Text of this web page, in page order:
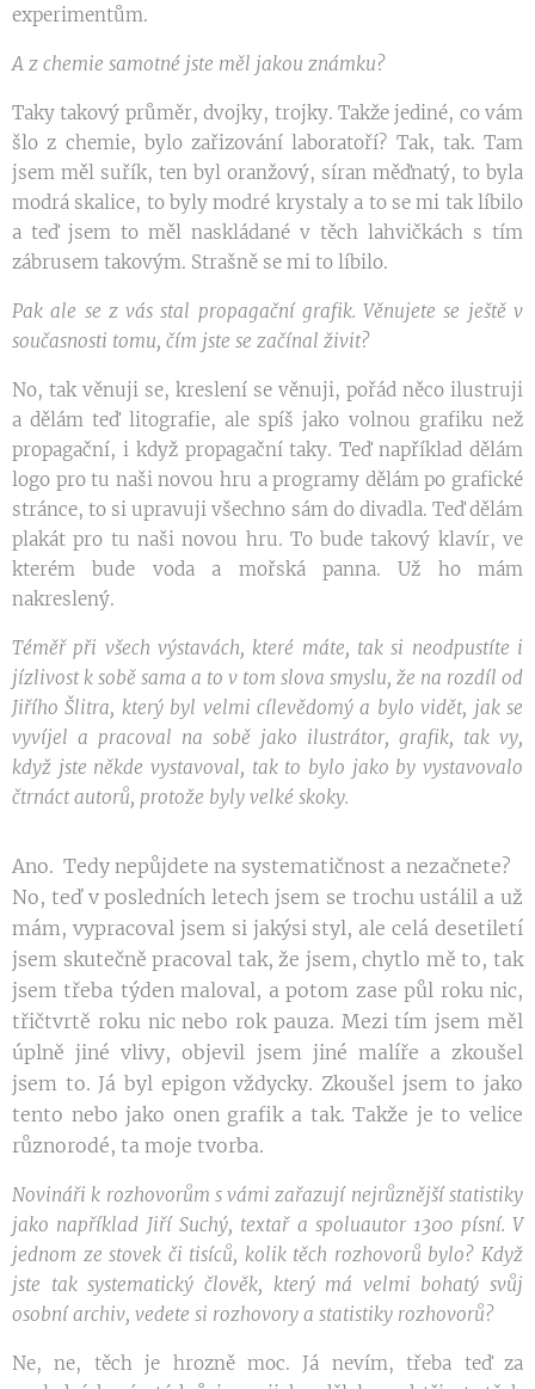
experimentům.
A z chemie samotné jste měl jakou známku?
Taky takový průměr, dvojky, trojky. Takže jediné, co vám
šlo z chemie, bylo zařizování laboratoří? Tak, tak. Tam
jsem měl suřík, ten byl oranžový, síran měďnatý, to byla
modrá skalice, to byly modré krystaly a to se mi tak líbilo
a teď jsem to měl naskládané v těch lahvičkách s tím
zábrusem takovým. Strašně se mi to líbilo.
Pak ale se z vás stal propagační grafik. Věnujete se ještě v
současnosti tomu, čím jste se začínal živit?
No, tak věnuji se, kreslení se věnuji, pořád něco ilustruji
a dělám teď litografie, ale spíš jako volnou grafiku než
propagační, i když propagační taky. Teď například dělám
logo pro tu naši novou hru a programy dělám po grafické
stránce, to si upravuji všechno sám do divadla. Teď dělám
plakát pro tu naši novou hru. To bude takový klavír, ve
kterém bude voda a mořská panna. Už ho mám
nakreslený.
Téměř při všech výstavách, které máte, tak si neodpustíte i
jízlivost k sobě sama a to v tom slova smyslu, že na rozdíl od
Jiřího Šlitra, který byl velmi cílevědomý a bylo vidět, jak se
vyvíjel a pracoval na sobě jako ilustrátor, grafik, tak vy,
když jste někde vystavoval, tak to bylo jako by vystavovalo
čtrnáct autorů, protože byly velké skoky.
Ano. Tedy nepůjdete na systematičnost a nezačnete?
No, teď v posledních letech jsem se trochu ustálil a už
mám, vypracoval jsem si jakýsi styl, ale celá desetiletí
jsem skutečně pracoval tak, že jsem, chytlo mě to, tak
jsem třeba týden maloval, a potom zase půl roku nic,
třičtvrtě roku nic nebo rok pauza. Mezi tím jsem měl
úplně jiné vlivy, objevil jsem jiné malíře a zkoušel
jsem to. Já byl epigon vždycky. Zkoušel jsem to jako
tento nebo jako onen grafik a tak. Takže je to velice
různorodé, ta moje tvorba.
Novináři k rozhovorům s vámi zařazují nejrůznější statistiky
jako například Jiří Suchý, textař a spoluautor 1300 písní. V
jednom ze stovek či tisíců, kolik těch rozhovorů bylo? Když
jste tak systematický člověk, který má velmi bohatý svůj
osobní archiv, vedete si rozhovory a statistiky rozhovorů?
Ne, ne, těch je hrozně moc. Já nevím, třeba teď za